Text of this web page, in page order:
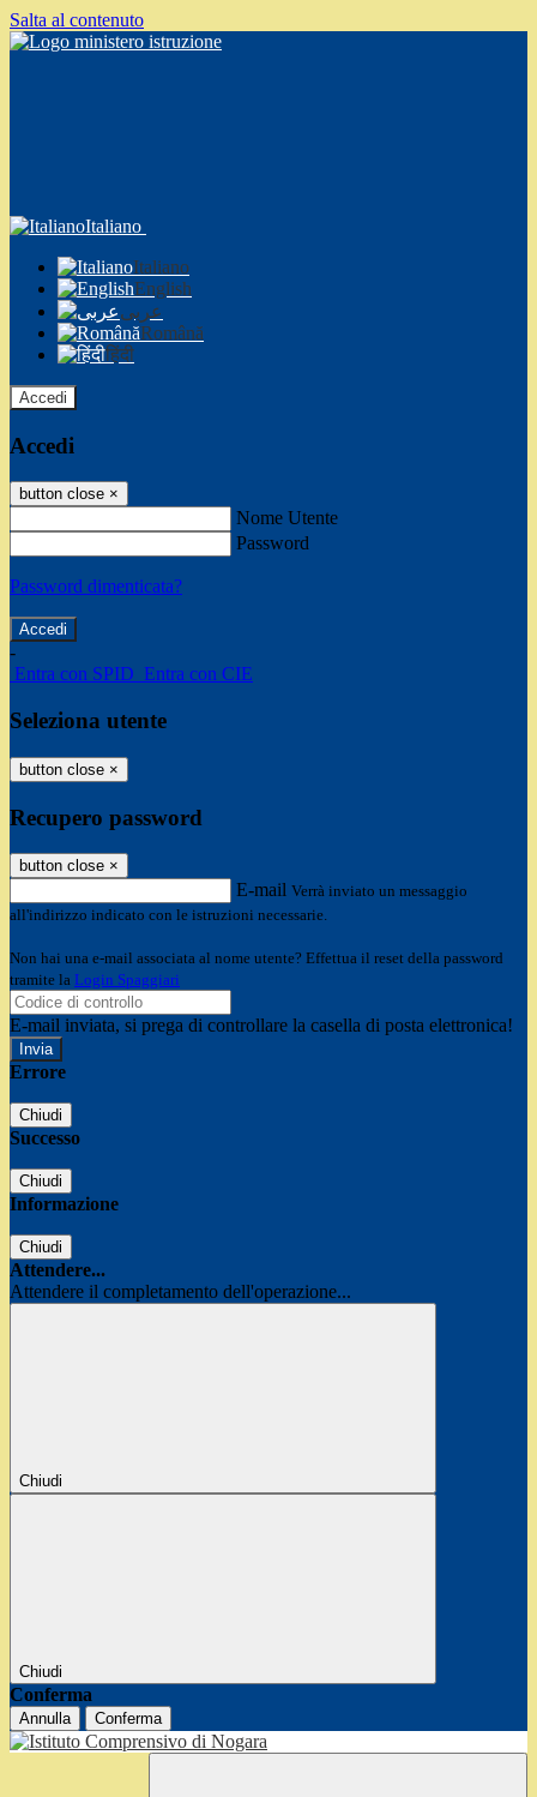
Salta al contenuto
Italiano
Italiano
English
عربى
Română
हिंदी
Accedi
Accedi
button close ×
Nome Utente
Password
Password dimenticata?
-
Entra con SPID Entra con CIE
Seleziona utente
button close ×
Recupero password
button close ×
E-mail Verrà inviato un messaggio
all'indirizzo indicato con le istruzioni necessarie.
Non hai una e-mail associata al nome utente? Effettua il reset della password
tramite la Login Spaggiari
E-mail inviata, si prega di controllare la casella di posta elettronica!
Errore
Chiudi
Successo
Chiudi
Informazione
Chiudi
Attendere...
Attendere il completamento dell'operazione...
Chiudi
Chiudi
Conferma
Annulla Conferma